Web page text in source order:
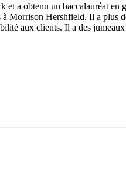
a obtenu un baccalauréat
Morrison Hershfield. Il a plus
aux clients. Il a des